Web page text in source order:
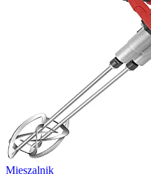
Mieszalnik